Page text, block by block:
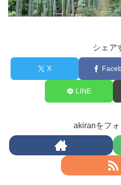
シェア
X
LINE
akiranをフ